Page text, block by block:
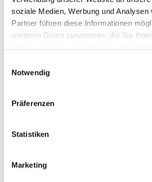
soziale Medien, Werbung und Analysen
Partner führen diese Informationen
weiteren Daten zusammen, die Sie
Notwendig
Präferenzen
Statistiken
Marketing
Sämtliche Anschlüssesind vorhanden,
Aufschließungskostenwurden bereits
Im Kaufpreis sind zudem die Ziegel für
Weiters besteht die Möglichkeit, den
Bauvorhaben kostenlos zu übernehmen.
Nähe zur
Gmündrunden dieses attraktive Angebot